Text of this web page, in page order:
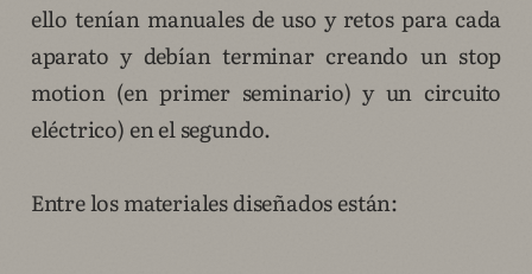
ello tenían manuales de uso y retos para cada
aparato y debían terminar creando un stop
motion (en primer seminario) y un circuito
eléctrico) en el segundo.
Entre los materiales diseñados están: